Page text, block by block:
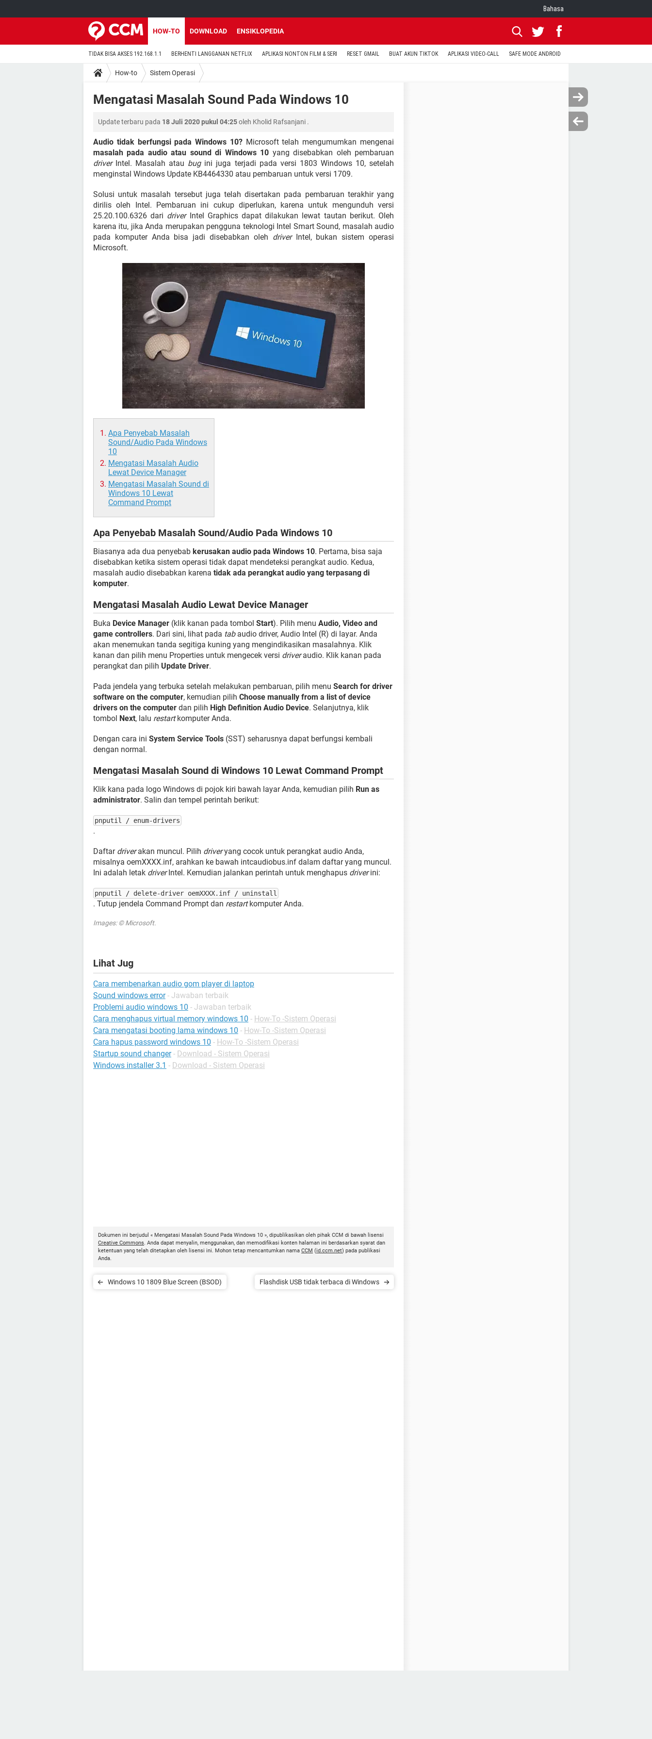
Bahasa
HOW-TO DOWNLOAD ENSIKLOPEDIA
TIDAK BISA AKSES 192.168.1.1 BERHENTI LANGGANAN NETFLIX APLIKASI NONTON FILM & SERI RESET GMAIL BUAT AKUN TIKTOK APLIKASI VIDEO-CALL SAFE MODE ANDROID
How-to Sistem Operasi
Mengatasi Masalah Sound Pada Windows 10
Update terbaru pada 18 Juli 2020 pukul 04:25oleh Kholid Rafsanjani .
Audio tidak berfungsi pada Windows 10?Microsoft telah mengumumkan mengenai
masalah pada audio atau sound di Windows 10 yang disebabkan oleh pembaruan
driverIntel. Masalah atau bugini juga terjadi pada versi 1803 Windows 10, setelah
menginstal Windows Update KB4464330 atau pembaruan untuk versi 1709.
Solusi untuk masalah tersebut juga telah disertakan pada pembaruan terakhir yang
dirilis oleh Intel. Pembaruan ini cukup diperlukan, karena untuk mengunduh versi
25.20.100.6326 dari driverIntel Graphics dapat dilakukan lewat tautan berikut. Oleh
karena itu, jika Anda merupakan pengguna teknologi Intel Smart Sound, masalah audio
pada komputer Anda bisa jadi disebabkan oleh driverIntel, bukan sistem operasi
Microsoft.
Apa Penyebab Masalah
Sound/Audio Pada Windows
10
Mengatasi Masalah Audio
Lewat Device Manager
Mengatasi Masalah Sound di
Windows 10 Lewat
Command Prompt
Apa Penyebab Masalah Sound/Audio Pada Windows 10
Biasanya ada dua penyebab kerusakan audio pada Windows 10. Pertama, bisa saja
disebabkan ketika sistem operasi tidak dapat mendeteksi perangkat audio. Kedua,
masalah audio disebabkan karena tidak ada perangkat audio yang terpasang di
komputer.
Mengatasi Masalah Audio Lewat Device Manager
Buka Device Manager (klik kanan pada tombol Start). Pilih menu Audio, Video and
game controllers. Dari sini, lihat pada tabaudio driver, Audio Intel (R) di layar. Anda
akan menemukan tanda segitiga kuning yang mengindikasikan masalahnya. Klik
kanan dan pilih menu Properties untuk mengecek versi driveraudio. Klik kanan pada
perangkat dan pilih Update Driver.
Pada jendela yang terbuka setelah melakukan pembaruan, pilih menu Search for driver
software on the computer, kemudian pilih Choose manually from a list of device
drivers on the computer dan pilih High Definition Audio Device. Selanjutnya, klik
tombol Next, lalu restartkomputer Anda.
Dengan cara ini System Service Tools (SST) seharusnya dapat berfungsi kembali
dengan normal.
Mengatasi Masalah Sound di Windows 10 Lewat Command Prompt
Klik kana pada logo Windows di pojok kiri bawah layar Anda, kemudian pilih Run as
administrator. Salin dan tempel perintah berikut:
pnputil / enum-drivers
.
Daftar driverakan muncul. Pilih driveryang cocok untuk perangkat audio Anda,
misalnya oemXXXX.inf, arahkan ke bawah intcaudiobus.inf dalam daftar yang muncul.
Ini adalah letak driverIntel. Kemudian jalankan perintah untuk menghapus driverini:
pnputil / delete-driver oemXXXX.inf / uninstall
. Tutup jendela Command Prompt dan restartkomputer Anda.
Images: © Microsoft.
Lihat Jug
Cara membenarkan audio gom player di laptop
Sound windows error - Jawaban terbaik
Problemi audio windows 10 - Jawaban terbaik
Cara menghapus virtual memory windows 10 - How-To -Sistem Operasi
Cara mengatasi booting lama windows 10 - How-To -Sistem Operasi
Cara hapus password windows 10 - How-To -Sistem Operasi
Startup sound changer - Download - Sistem Operasi
Windows installer 3.1 - Download - Sistem Operasi
Dokumen ini berjudul « Mengatasi Masalah Sound Pada Windows 10 », dipublikasikan oleh pihak CCM di bawah lisensi
Creative Commons. Anda dapat menyalin, menggunakan, dan memodifikasi konten halaman ini berdasarkan syarat dan
ketentuan yang telah ditetapkan oleh lisensi ini. Mohon tetap mencantumkan nama CCM (id.ccm.net) pada publikasi
Anda.
Windows 10 1809 Blue Screen (BSOD) Flashdisk USB tidak terbaca di Windows